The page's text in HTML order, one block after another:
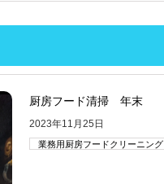
厨房フード清掃 年末
2023年11月25日
業務用厨房フードクリーニング